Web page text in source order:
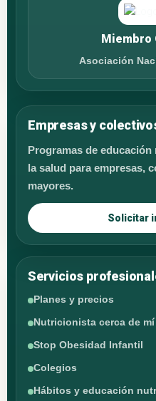
Miembro
Asociación
Empresas y
Programas de
la salud para empresas,
mayores.
Solicitar
Servicios
Planes y precios
Nutricionista cerca de mí
Stop Obesidad Infantil
Colegios
Hábitos y educación